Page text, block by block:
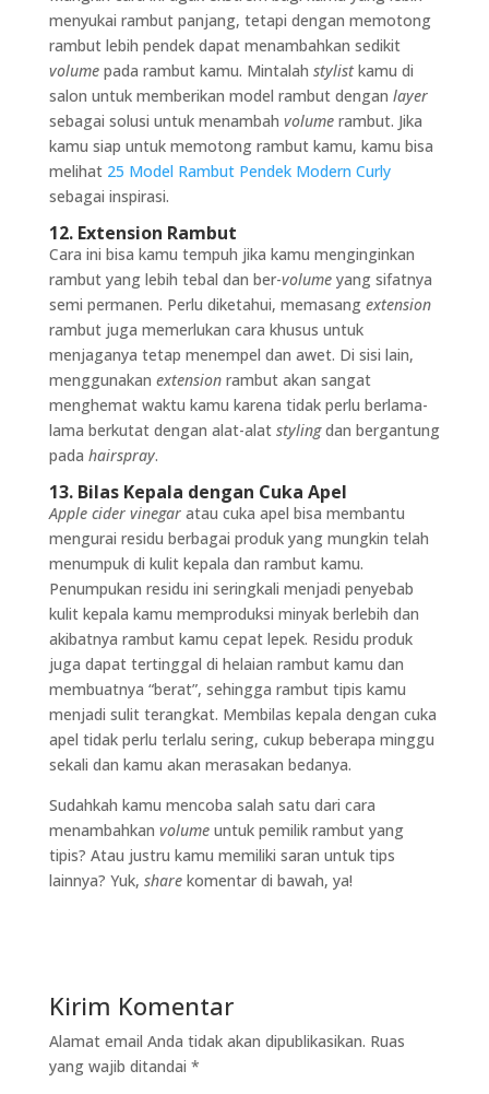
menyukai rambut panjang, tetapi dengan memotong
rambut lebih pendek dapat menambahkan sedikit
volumepada rambut kamu. Mintalah stylistkamu di
salon untuk memberikan model rambut dengan layer
sebagai solusi untuk menambah volume rambut. Jika
kamu siap untuk memotong rambut kamu, kamu bisa
melihat 25 Model Rambut Pendek Modern Curly
sebagai inspirasi.
12. Extension Rambut
Cara ini bisa kamu tempuh jika kamu menginginkan
rambut yang lebih tebal dan ber-volume yang sifatnya
semi permanen. Perlu diketahui, memasang extension
rambut juga memerlukan cara khusus untuk
menjaganya tetap menempel dan awet. Di sisi lain,
menggunakan extensionrambut akan sangat
menghemat waktu kamu karena tidak perlu berlama-
lama berkutat dengan alat-alat stylingdan bergantung
pada hairspray.
13. Bilas Kepala dengan Cuka Apel
Apple cider vinegaratau cuka apel bisa membantu
mengurai residu berbagai produk yang mungkin telah
menumpuk di kulit kepala dan rambut kamu.
Penumpukan residu ini seringkali menjadi penyebab
kulit kepala kamu memproduksi minyak berlebih dan
akibatnya rambut kamu cepat lepek. Residu produk
juga dapat tertinggal di helaian rambut kamu dan
membuatnya “berat”, sehingga rambut tipis kamu
menjadi sulit terangkat. Membilas kepala dengan cuka
apel tidak perlu terlalu sering, cukup beberapa minggu
sekali dan kamu akan merasakan bedanya.
Sudahkah kamu mencoba salah satu dari cara
menambahkan volumeuntuk pemilik rambut yang
tipis? Atau justru kamu memiliki saran untuk tips
lainnya? Yuk, sharekomentar di bawah, ya!
Kirim Komentar
Alamat email Anda tidak akan dipublikasikan. Ruas
yang wajib ditandai *